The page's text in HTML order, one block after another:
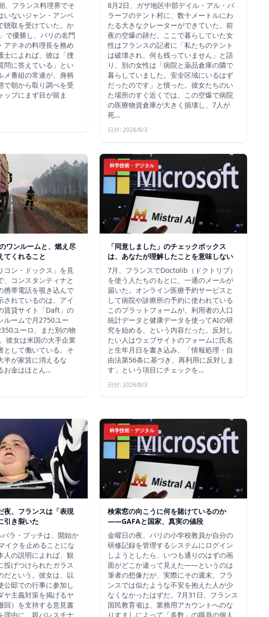
、フランス料理界でそ
いないジャン・アンベ
聴取を受けていた。か
で優勝し、パリの名門
アテネの料理長を務め
士によれば、彼は「捜
問に答えている」とい
メ番組の常連が、身柄
で朝から取り調べを受
プにまず目が留ま
8月2日、ガザ地区中部デイル・アル・バ
ラーフのテント村に、数十メートルにわ
たる大きなクレーターができていた。前
夜の空爆の跡だ。ここで暮らしていた女
性はフランスの記者に「私たちのテント
は破壊され、何も残っていません」と語
り、別の女性は「病院と薬品倉庫の隣で
暮らしていました。安全区域にいるはず
だったのです」と憤った。彼女たちのい
た場所のすぐ近くでは、この空爆で病院
の医療物資倉庫が大きく損壊し、7人が
死…
日付: 2026/8/3
ワンルームと、燃え尽
てくれること
コン・ドックス」を見
、コンスタンティナと
携帯電話を覗き込んで
されているのは、アイ
賃貸サイト「Daft」の
ルームで月2750ユー
ユーロ、また別の物
彼女は米国の大手企業
として働いている。そ
半が家賃に消えるな
お金はほとん…
科学技術・デジタル
「同意しました」のチェックボックス
は、あなたが理解したことを意味しない
7月、フランスでDoctolib（ドクトリブ）
を使う人たちのもとに、一通のメールが
届いた。オンライン医療予約サービスと
して病院や診療所の予約に使われている
このプラットフォームが、利用者の人口
統計データと健康データを使ってAIの研
究を始める、という内容だった。反対し
たい人はウェブサイトのフォームに氏名
と生年月日を書き込み、「情報処理・自
由法第56条に基づき、再利用に反対しま
す」という項目にチェックを…
日付: 2026/8/3
夜、フランスは「表現
引き裂いた
ラ・ブッチは、開始か
イクを止めることにな
人の説明によれば、観
投げつけられたガラス
だという。彼女は、以
公邸での行事に参加し
ヤ主義対策を掲げるヤ
回）を支持する意見書
理由に、親パレスチナ
科学技術・デジタル
検索窓の向こうに何を賭けているのか
——GAFAと国家、真実の値段
金曜日の夜、パリの小学校教員が自分の
研修記録を管理するシステムにログイン
しようとしたら、いつも通りのはずの画
面がどこか違って見えた——というのは
筆者の想像だが、実際にその週末、フラ
ンスでは似たような不安を抱えた人が少
なくなかったはずだ。7月31日、フランス
国民教育省は、業務用アカウントへのな
りすましによって「多数」の職員の個人